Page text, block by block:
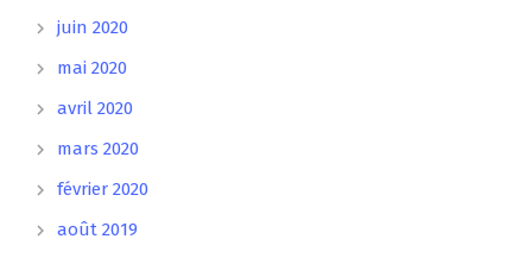
juin 2020
mai 2020
avril 2020
mars 2020
février 2020
août 2019